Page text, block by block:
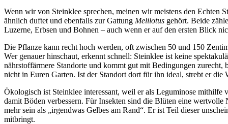
Wenn wir von Steinklee sprechen, meinen wir meistens den Echten
ähnlich duftet und ebenfalls zur Gattung Melilotus gehört. Beide
Luzerne, Erbsen und Bohnen – auch wenn er auf den ersten Blick
Die Pflanze kann recht hoch werden, oft zwischen 50 und 150
Wer genauer hinschaut, erkennt schnell: Steinklee ist keine
nährstoffärmere Standorte und kommt gut mit Bedingungen
nicht in Euren Garten. Ist der Standort dort für ihn ideal, strebt er die
Ökologisch ist Steinklee interessant, weil er als Leguminose
damit Böden verbessern. Für Insekten sind die Blüten eine
mehr sein als „irgendwas Gelbes am Rand“. Er ist Teil dieser
mitbringt.